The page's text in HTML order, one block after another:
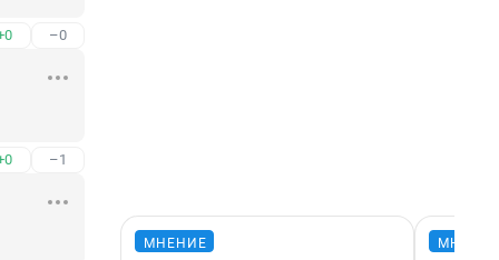
–0
–1
МНЕНИЕ